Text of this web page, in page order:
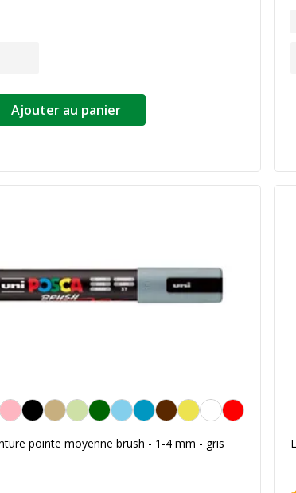
Ajouter au panier
pointe moyenne brush - 1-4 mm - gris